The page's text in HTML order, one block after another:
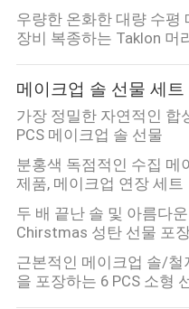
우량한 온화한 대량 수평
장비 복종하는 Taklon 머
메이크업 솔 선물 세트
가장 정밀한 자연적인 합
PCS 메이크업 솔 선물
분홍색 독점적인 수집 메
제품, 메이크업 연장 세트
두 배 끝난 솔 및 아름다
Chirstmas 성탄 선물 포
근본적인 메이크업 솔/
을 포장하는 6 PCS 소형